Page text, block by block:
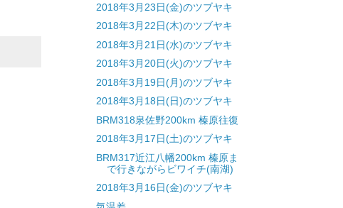
2018年3月23日(金)のツブヤキ
2018年3月22日(木)のツブヤキ
2018年3月21日(水)のツブヤキ
2018年3月20日(火)のツブヤキ
2018年3月19日(月)のツブヤキ
2018年3月18日(日)のツブヤキ
BRM318泉佐野200km 榛原往復
2018年3月17日(土)のツブヤキ
BRM317近江八幡200km 榛原ま
で行きながらビワイチ(南湖)
2018年3月16日(金)のツブヤキ